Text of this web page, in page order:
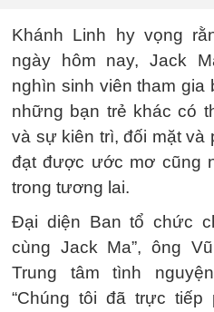
Khánh Linh hy vọng
ngày hôm nay, Jack
nghìn sinh viên tham
những bạn trẻ khác có
và sự kiên trì, đối mặt và
đạt được ước mơ cũng
trong tương lai.
Đại diện Ban tổ chức
cùng Jack Ma”, ông
Trung tâm tình
“Chúng tôi đã trực tiếp